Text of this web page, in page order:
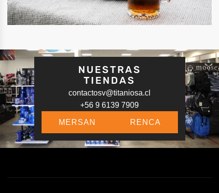
NUESTRAS
TIENDAS
contactosv@titaniosa.cl
+56 9 6139 7909
MERSAN RENCA